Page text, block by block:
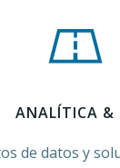
ANALÍTICA &
de datos y